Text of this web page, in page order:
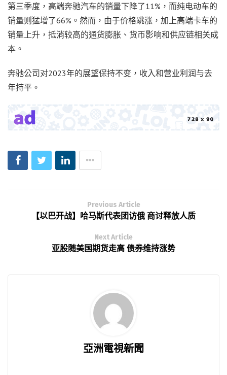
第三季度，高端奔驰汽车的销量下降了11%，而纯电动车的
销量则猛增了66%。然而，由于价格跳涨，加上高端卡车的
销量上升，抵消较高的通货膨胀、货币影响和供应链相关成
本。
奔驰公司对2023年的展望保持不变，收入和营业利润与去
年持平。
Previous Article
【以巴开战】哈马斯代表团访俄 商讨释放人质
Next Article
亚股随美国期货走高 债券维持涨势
亞洲電視新聞